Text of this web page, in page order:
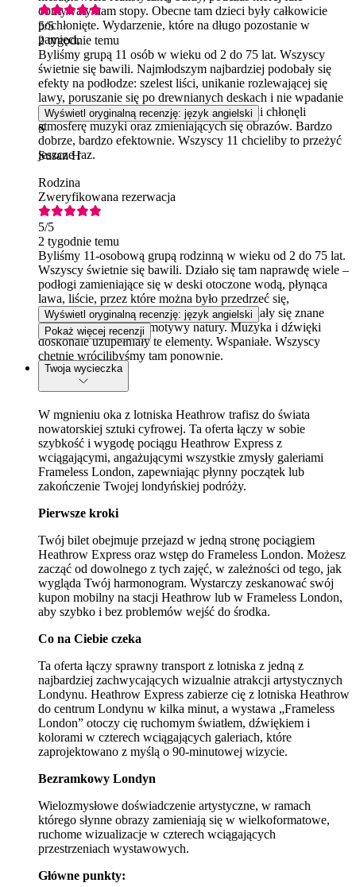
obmywały nam stopy. Obecne tam dzieci były całkowicie
pochłonięte. Wydarzenie, które na długo pozostanie w
pamięci,
5/5
2 tygodnie temu
Byliśmy grupą 11 osób w wieku od 2 do 75 lat. Wszyscy
świetnie się bawili. Najmłodszym najbardziej podobały się
efekty na podłodze: szelest liści, unikanie rozlewającej się
lawy, poruszanie się po drewnianych deskach i nie wpadanie
do wody. Starsi usiedli na podłodze i w pełni chłonęli
atmosferę muzyki oraz zmieniających się obrazów. Bardzo
dobrze, bardzo efektownie. Wszyscy 11 chcieliby to przeżyć
jeszcze raz.
Wyświetl oryginalną recenzję: język angielski
S
Susan H
Rodzina
Zweryfikowana rezerwacja
5/5
2 tygodnie temu
Byliśmy 11-osobową grupą rodzinną w wieku od 2 do 75 lat.
Wszyscy świetnie się bawili. Działo się tam naprawdę wiele –
podłogi zamieniające się w deski otoczone wodą, płynąca
lawa, liście, przez które można było przedrzeć się,
szeleszcząc. Na ścianach nieustannie pojawiały się znane
dzieła sztuki, kolory i motywy natury. Muzyka i dźwięki
doskonale uzupełniały te elementy. Wspaniałe. Wszyscy
chętnie wrócilibyśmy tam ponownie.
Wyświetl oryginalną recenzję: język angielski
Pokaż więcej recenzji
Twoja wycieczka
W mgnieniu oka z lotniska Heathrow trafisz do świata
nowatorskiej sztuki cyfrowej. Ta oferta łączy w sobie
szybkość i wygodę pociągu Heathrow Express z
wciągającymi, angażującymi wszystkie zmysły galeriami
Frameless London, zapewniając płynny początek lub
zakończenie Twojej londyńskiej podróży.
Pierwsze kroki
Twój bilet obejmuje przejazd w jedną stronę pociągiem
Heathrow Express oraz wstęp do Frameless London. Możesz
zacząć od dowolnego z tych zajęć, w zależności od tego, jak
wygląda Twój harmonogram. Wystarczy zeskanować swój
kupon mobilny na stacji Heathrow lub w Frameless London,
aby szybko i bez problemów wejść do środka.
Co na Ciebie czeka
Ta oferta łączy sprawny transport z lotniska z jedną z
najbardziej zachwycających wizualnie atrakcji artystycznych
Londynu. Heathrow Express zabierze cię z lotniska Heathrow
do centrum Londynu w kilka minut, a wystawa „Frameless
London” otoczy cię ruchomym światłem, dźwiękiem i
kolorami w czterech wciągających galeriach, które
zaprojektowano z myślą o 90-minutowej wizycie.
Bezramkowy Londyn
Wielozmysłowe doświadczenie artystyczne, w ramach
którego słynne obrazy zamieniają się w wielkoformatowe,
ruchome wizualizacje w czterech wciągających
przestrzeniach wystawowych.
Główne punkty: